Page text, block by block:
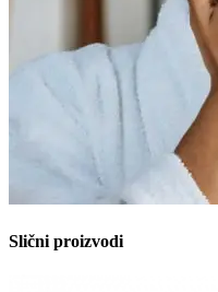
Slični proizvodi